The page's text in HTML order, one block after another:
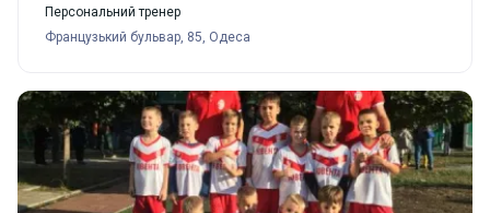
Персональний тренер
Французький бульвар, 85, Одеса